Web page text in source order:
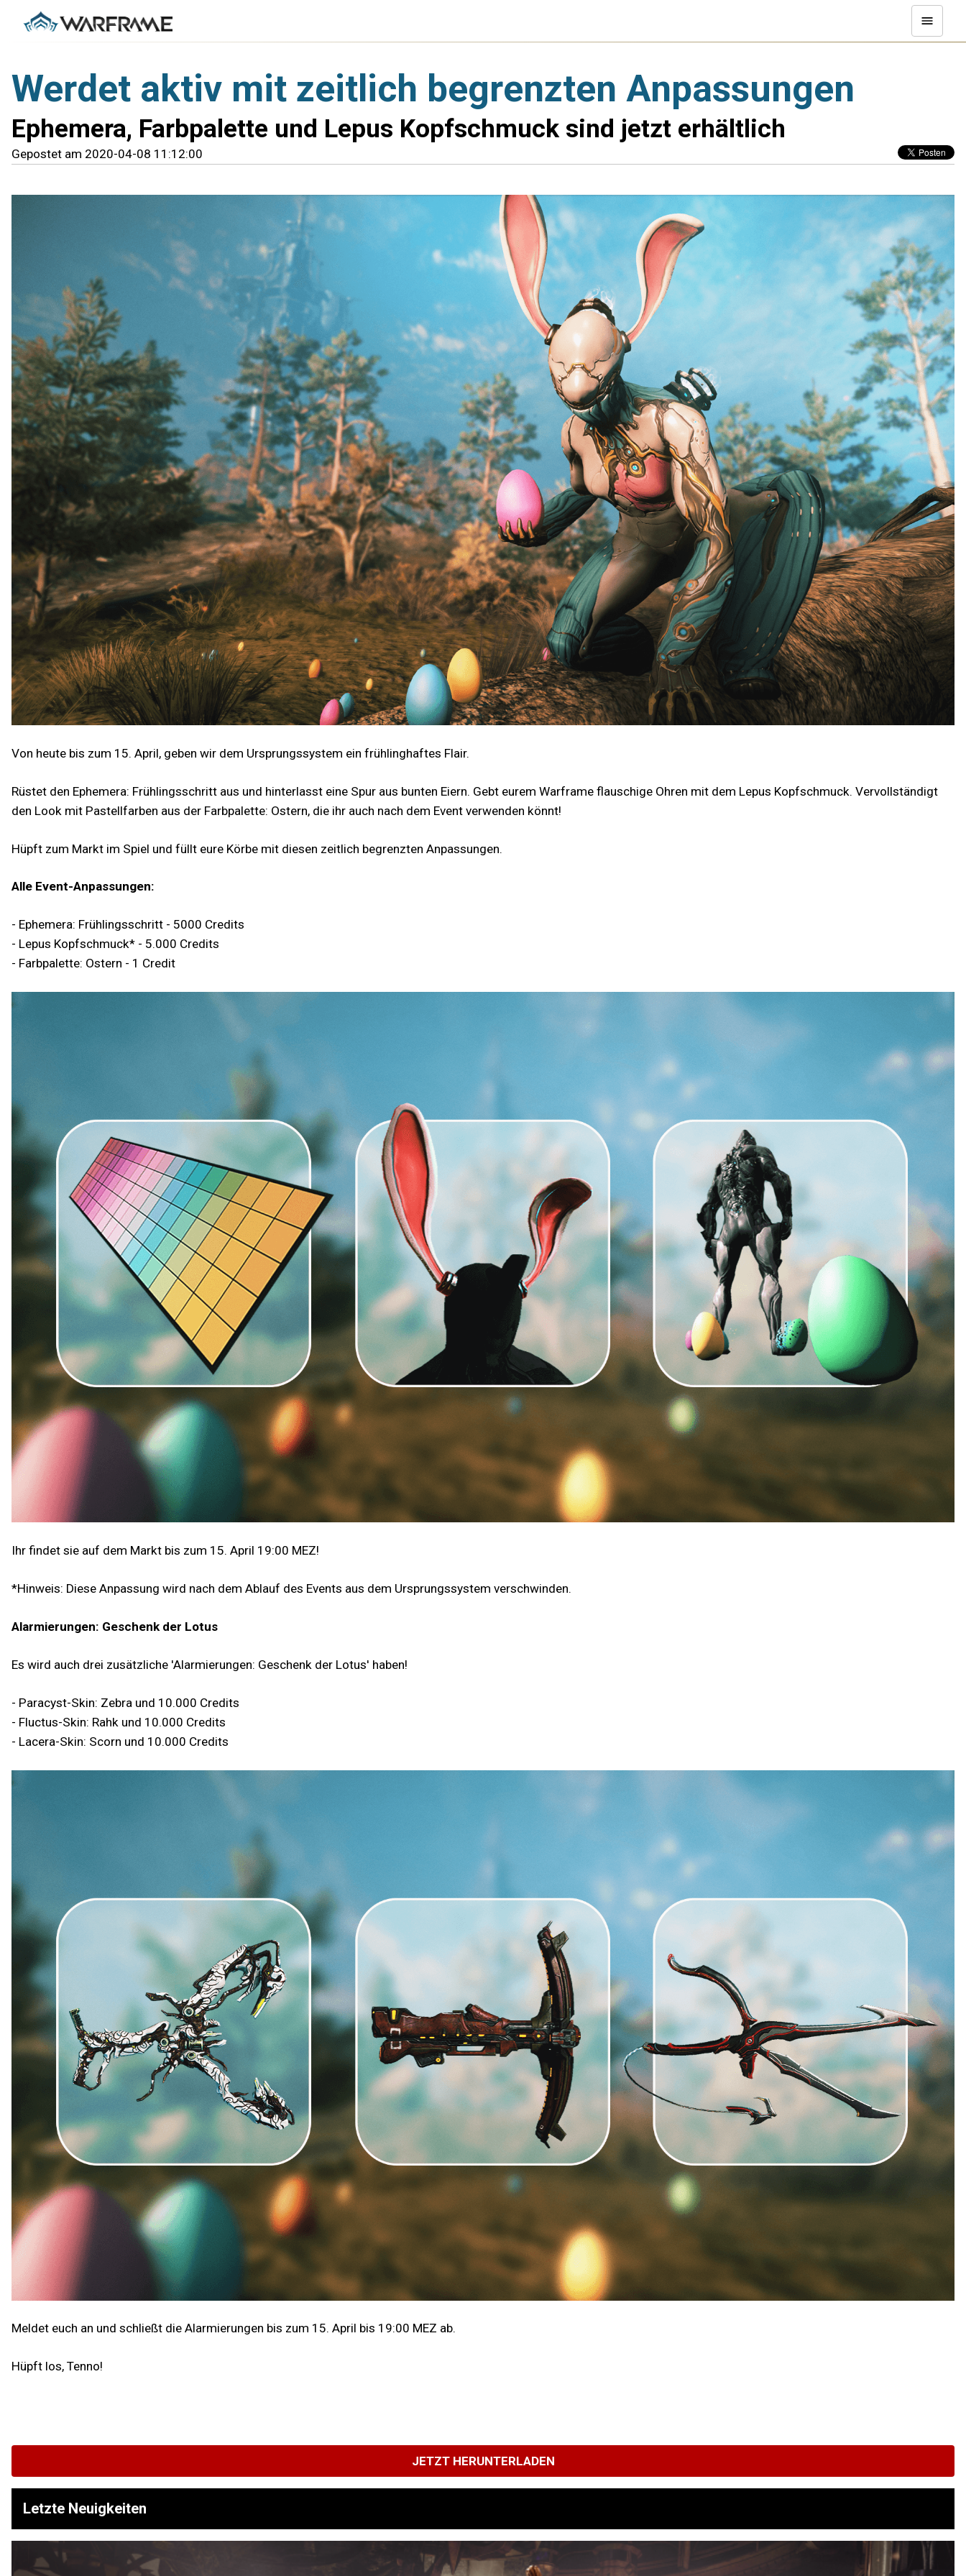
Werdet aktiv mit zeitlich begrenzten Anpassungen
Ephemera, Farbpalette und Lepus Kopfschmuck sind jetzt erhältlich
Gepostet am 2020-04-08 11:12:00
Von heute bis zum 15. April, geben wir dem Ursprungssystem ein frühlinghaftes Flair.
Rüstet den Ephemera: Frühlingsschritt aus und hinterlasst eine Spur aus bunten Eiern. Gebt eurem Warframe flauschige Ohren mit dem Lepus Kopfschmuck. Vervollständigt
den Look mit Pastellfarben aus der Farbpalette: Ostern, die ihr auch nach dem Event verwenden könnt!
Hüpft zum Markt im Spiel und füllt eure Körbe mit diesen zeitlich begrenzten Anpassungen.
Alle Event-Anpassungen:
- Ephemera: Frühlingsschritt - 5000 Credits
- Lepus Kopfschmuck* - 5.000 Credits
- Farbpalette: Ostern - 1 Credit
Ihr findet sie auf dem Markt bis zum 15. April 19:00 MEZ!
*Hinweis: Diese Anpassung wird nach dem Ablauf des Events aus dem Ursprungssystem verschwinden.
Alarmierungen: Geschenk der Lotus
Es wird auch drei zusätzliche 'Alarmierungen: Geschenk der Lotus' haben!
- Paracyst-Skin: Zebra und 10.000 Credits
- Fluctus-Skin: Rahk und 10.000 Credits
- Lacera-Skin: Scorn und 10.000 Credits
Meldet euch an und schließt die Alarmierungen bis zum 15. April bis 19:00 MEZ ab.
Hüpft los, Tenno!
JETZT HERUNTERLADEN
Letzte Neuigkeiten